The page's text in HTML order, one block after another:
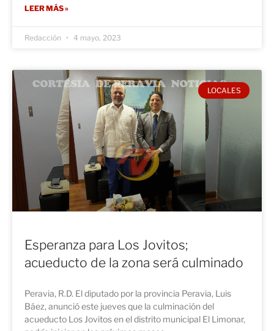
LEER MÁS »
Redacción 4 mayo, 2023
LOCALES
Esperanza para Los Jovitos;
acueducto de la zona será culminado
Peravia, R.D. El diputado por la provincia Peravia, Luis
Báez, anunció este jueves que la culminación del
acueducto Los Jovitos en el distrito municipal El Limonar,